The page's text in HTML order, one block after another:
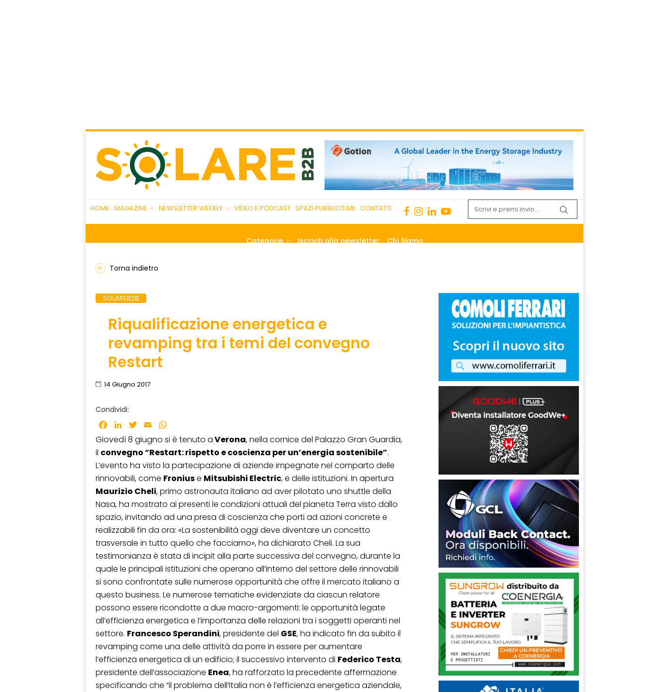
HOME MAGAZINE NEWSLETTER WEEKLY VIDEO E PODCAST SPAZI PUBBLICITARI CONTATTI
Categorie Iscriviti alla newsletter Chi Siamo
Torna indietro
SOLAREB2B
Riqualificazione energetica e
revamping tra i temi del convegno
Restart
14 Giugno 2017
Condividi:
Facebook
LinkedInTwitter
Email
Giovedì 8 giugno si è tenuto aVerona, nella cornice del Palazzo Gran Guardia,
il convegno “Restart: rispetto e coscienza per un’energia sostenibile”.
L’evento ha visto la partecipazione di aziende impegnate nel comparto delle
rinnovabili, come Froniuse Mitsubishi Electric, e delle istituzioni. In apertura
Maurizio Cheli, primo astronauta italiano ad aver pilotato uno shuttle della
Nasa, ha mostrato ai presenti le condizioni attuali del pianeta Terra visto dallo
spazio, invitando ad una presa di coscienza che porti ad azioni concrete e
realizzabili fin da ora: «La sostenibilità oggi deve diventare un concetto
trasversale in tutto quello che facciamo», ha dichiarato Cheli. La sua
testimonianza è stata di incipit alla parte successiva del convegno, durante la
quale le principali istituzioni che operano all’interno del settore delle rinnovabili
si sono confrontate sulle numerose opportunità che offre il mercato italiano a
questo business. Le numerose tematiche evidenziate da ciascun relatore
possono essere ricondotte a due macro-argomenti: le opportunità legate
all’efficienza energetica e l’importanza delle relazioni tra i soggetti operanti nel
settore. Francesco Sperandini, presidente del GSE, ha indicato fin da subito il
revamping come una delle attività da porre in essere per aumentare
l’efficienza energetica di un edificio; il successivo intervento di Federico Testa,
presidente dell’associazione Enea, ha rafforzato la precedente affermazione
specificando che “il problema dell’Italia non è l’efficienza energetica aziendale,